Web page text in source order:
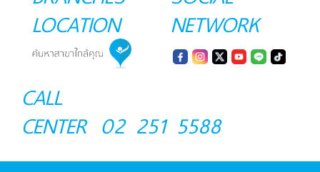
LOCATION
NETWORK
CALL
CENTER 02 251 5588